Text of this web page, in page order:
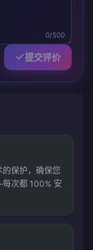
0/500
提交评价
保护，确保您
次都 100% 安